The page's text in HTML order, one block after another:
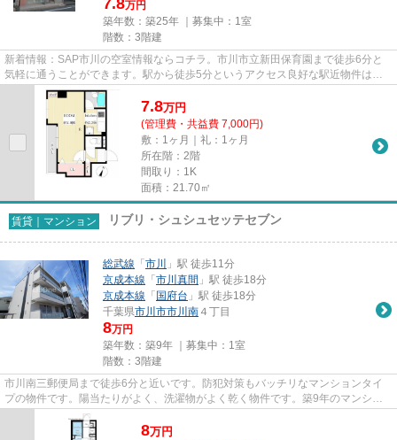
万円
築年数：築25年 ｜募集中： 1室
階数：3階建
新着情報：SAP市川の空室情報ならコチラ。市川市立新田保育園まで徒歩6分と
気軽に通うことができます。駅から徒歩5分というアクセス良好な駅近物件はい
かがですか。こちらの物件では初...
7.8万円
(管理費・共益費 7,000円)
敷：1ヶ月｜礼：1ヶ月
所在階：2階
間取り：1K
面積：21.70㎡
賃貸｜マンション リブリ・シュシュセッテセブン
総武線 「 市川
」駅 徒歩11分
京成本線 「 市川真間 」駅 徒歩18分
京成本線 「 国府台 」駅 徒歩18分
千葉県市川市市川南 ４丁目
8万円
築年数：築9年 ｜募集中： 1室
階数：3階建
市川南三郵便局まで徒歩6分と近いです。防犯対策もバッチリなマンションタイ
プの物件です。陽当たりがよく、洗濯物がよく乾く物件です。築9年のマンショ
ン。市川市エリアと総武線市川...
8万円